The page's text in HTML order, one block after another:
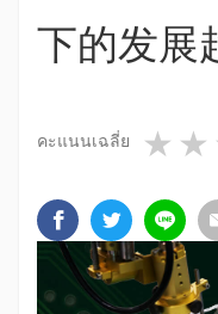
下的发展
คะแนนเฉลี่ย 1